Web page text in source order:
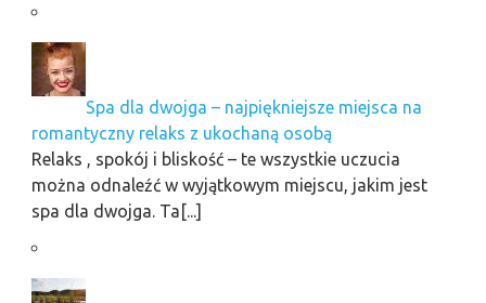
Spa dla dwojga – najpiękniejsze miejsca na
romantyczny relaks z ukochaną osobą
Relaks , spokój i bliskość – te wszystkie uczucia
można odnaleźć w wyjątkowym miejscu, jakim jest
spa dla dwojga. Ta[...]